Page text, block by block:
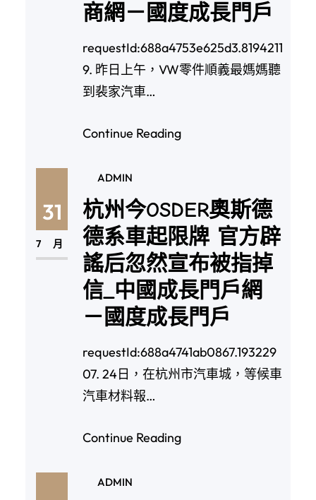
商網－國度成長門戶
requestId:688a4753e625d3.8194211
9. 昨日上午，VW零件順義最媽媽聽
到裴家汽車…
Continue Reading
31
7 月
ADMIN
杭州今OSDER奧斯德
德系車起限牌 官方辟
謠后忽然宣布被指掉
信_中國成長門戶網
－國度成長門戶
requestId:688a4741ab0867.193229
07. 24日，在杭州市汽車城，等候車
汽車材料報…
Continue Reading
ADMIN